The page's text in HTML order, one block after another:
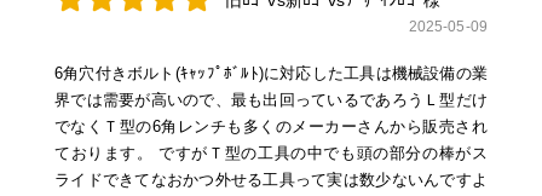
2025-05-09
6角穴付きボルト(ｷｬｯﾌﾟﾎﾞﾙﾄ)に対応した工具は機械設備の業
界では需要が高いので、最も出回っているであろうＬ型だけ
でなくＴ型の6角レンチも多くのメーカーさんから販売され
ております。 ですがＴ型の工具の中でも頭の部分の棒がス
ライドできてなおかつ外せる工具って実は数少ないんですよ